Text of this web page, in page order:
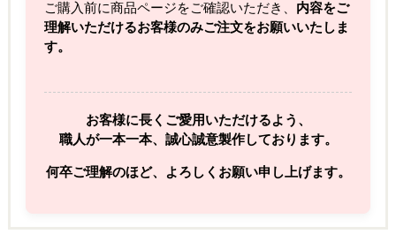
ご購入前に商品ページをご確認いただき、 内容をご
理解いただけるお客様のみご注文をお願いいたしま
す。
お客様に長くご愛用いただけるよう、
職人が一本一本、誠心誠意製作しております。
何卒ご理解のほど、よろしくお願い申し上げます。